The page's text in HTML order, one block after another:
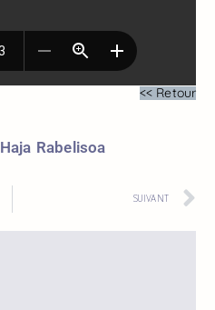
<< Retour
Haja Rabelisoa
SUIVANT